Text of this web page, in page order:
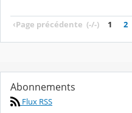
‹Page précédente (-/-) 1 2
Abonnements
Flux RSS